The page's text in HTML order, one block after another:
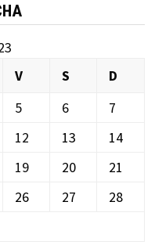
V S
D
5 6
7
12 13
14
19 20
21
26 27
28